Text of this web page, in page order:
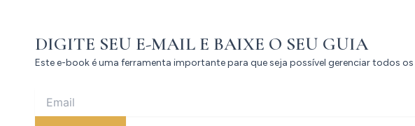
DIGITE SEU E-MAIL E BAIXE O SEU GUIA
Este e-book é uma ferramenta importante para que seja possível gerenciar todos